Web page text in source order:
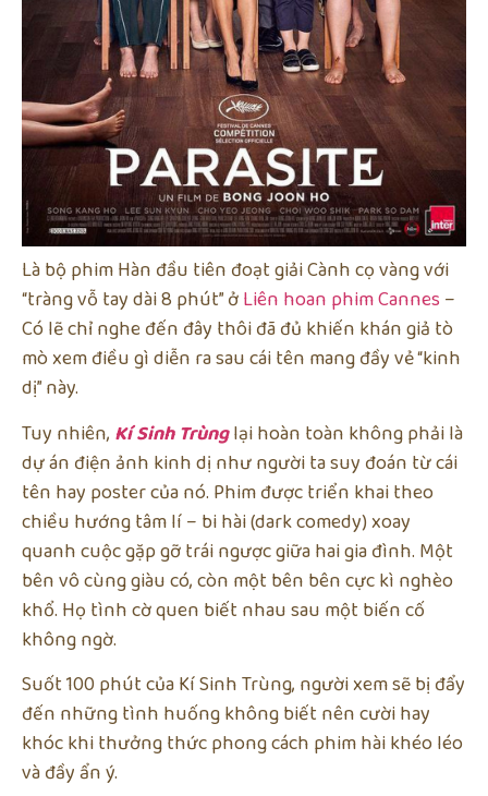
Là bộ phim Hàn đầu tiên đoạt giải Cành cọ vàng với
“tràng vỗ tay dài 8 phút” ởLiên hoan phim Cannes –
Có lẽ chỉ nghe đến đây thôi đã đủ khiến khán giả tò
mò xem điều gì diễn ra sau cái tên mang đầy vẻ “kinh
dị” này.
Tuy nhiên, Kí Sinh Trùnglại hoàn toàn không phải là
dự án điện ảnh kinh dị như người ta suy đoán từ cái
tên hay poster của nó. Phim được triển khai theo
chiều hướng tâm lí – bi hài (dark comedy) xoay
quanh cuộc gặp gỡ trái ngược giữa hai gia đình. Một
bên vô cùng giàu có, còn một bên bên cực kì nghèo
khổ. Họ tình cờ quen biết nhau sau một biến cố
không ngờ.
Suốt 100 phút của Kí Sinh Trùng, người xem sẽ bị đẩy
đến những tình huống không biết nên cười hay
khóc khi thưởng thức phong cách phim hài khéo léo
và đầy ẩn ý.